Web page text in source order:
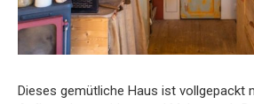
Dieses gemütliche Haus ist vollgepackt